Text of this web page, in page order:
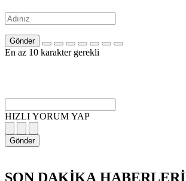
Gönder
En az 10 karakter gerekli
HIZLI YORUM YAP
Gönder
SON DAKİKA HABERLERİ